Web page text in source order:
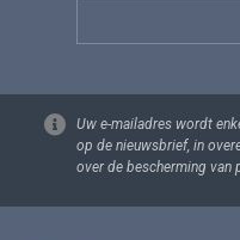
Uw e-mailadres wordt
op de nieuwsbrief, in
over de bescherming van